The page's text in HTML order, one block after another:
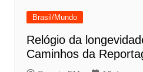
Brasil/Mundo
Relógio da
Caminhos da